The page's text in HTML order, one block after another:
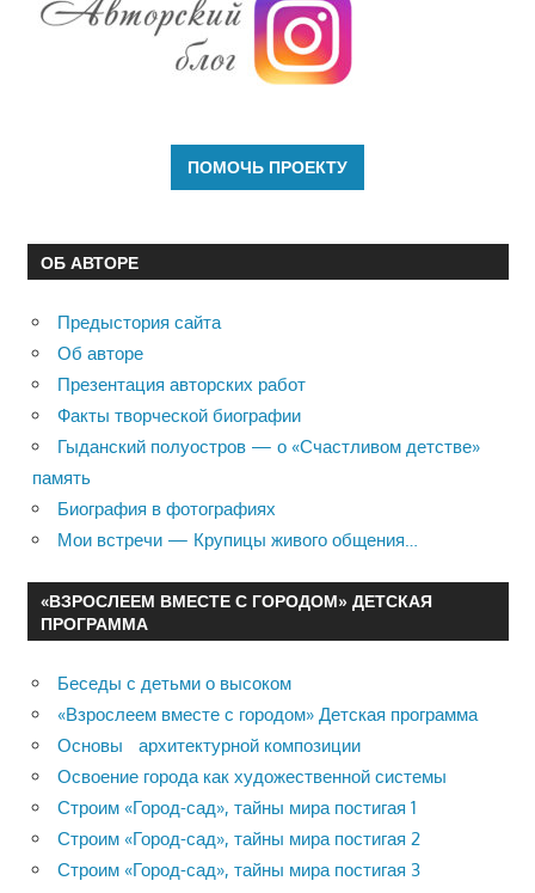
ОБ АВТОРЕ
Предыстория сайта
Об авторе
Презентация авторских работ
Факты творческой биографии
Гыданский полуостров — о «Счастливом детстве»
память
Биография в фотографиях
Мои встречи — Крупицы живого общения…
«ВЗРОСЛЕЕМ ВМЕСТЕ С ГОРОДОМ» ДЕТСКАЯ
ПРОГРАММА
Беседы с детьми о высоком
«Взрослеем вместе с городом» Детская программа
Основы архитектурной композиции
Освоение города как художественной системы
Строим «Город-сад», тайны мира постигая 1
Строим «Город-сад», тайны мира постигая 2
Строим «Город-сад», тайны мира постигая 3